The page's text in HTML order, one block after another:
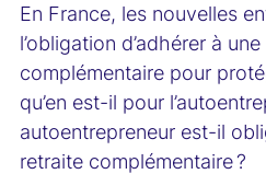
En France, les nouvelles
l’obligation d’adhérer à
complémentaire pour
qu’en est-il pour
autoentrepreneur est-il
retraite complémentaire ?